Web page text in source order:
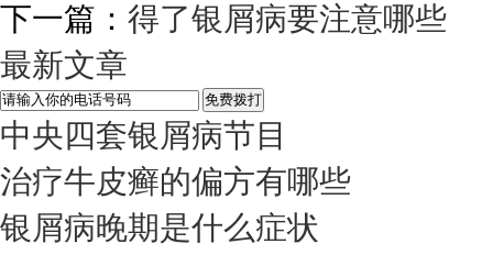
下一篇： 得了银屑病要注意哪些
最新文章
中央四套银屑病节目
治疗牛皮癣的偏方有哪些
银屑病晚期是什么症状